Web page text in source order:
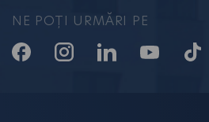
NE POȚI URMĂRI PE